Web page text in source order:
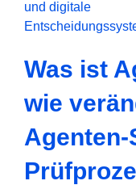
Was ist
wie